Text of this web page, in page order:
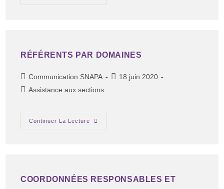
RÉFÉRENTS PAR DOMAINES
Communication SNAPA
18 juin 2020
Assistance aux sections
Continuer La Lecture
COORDONNÉES RESPONSABLES ET